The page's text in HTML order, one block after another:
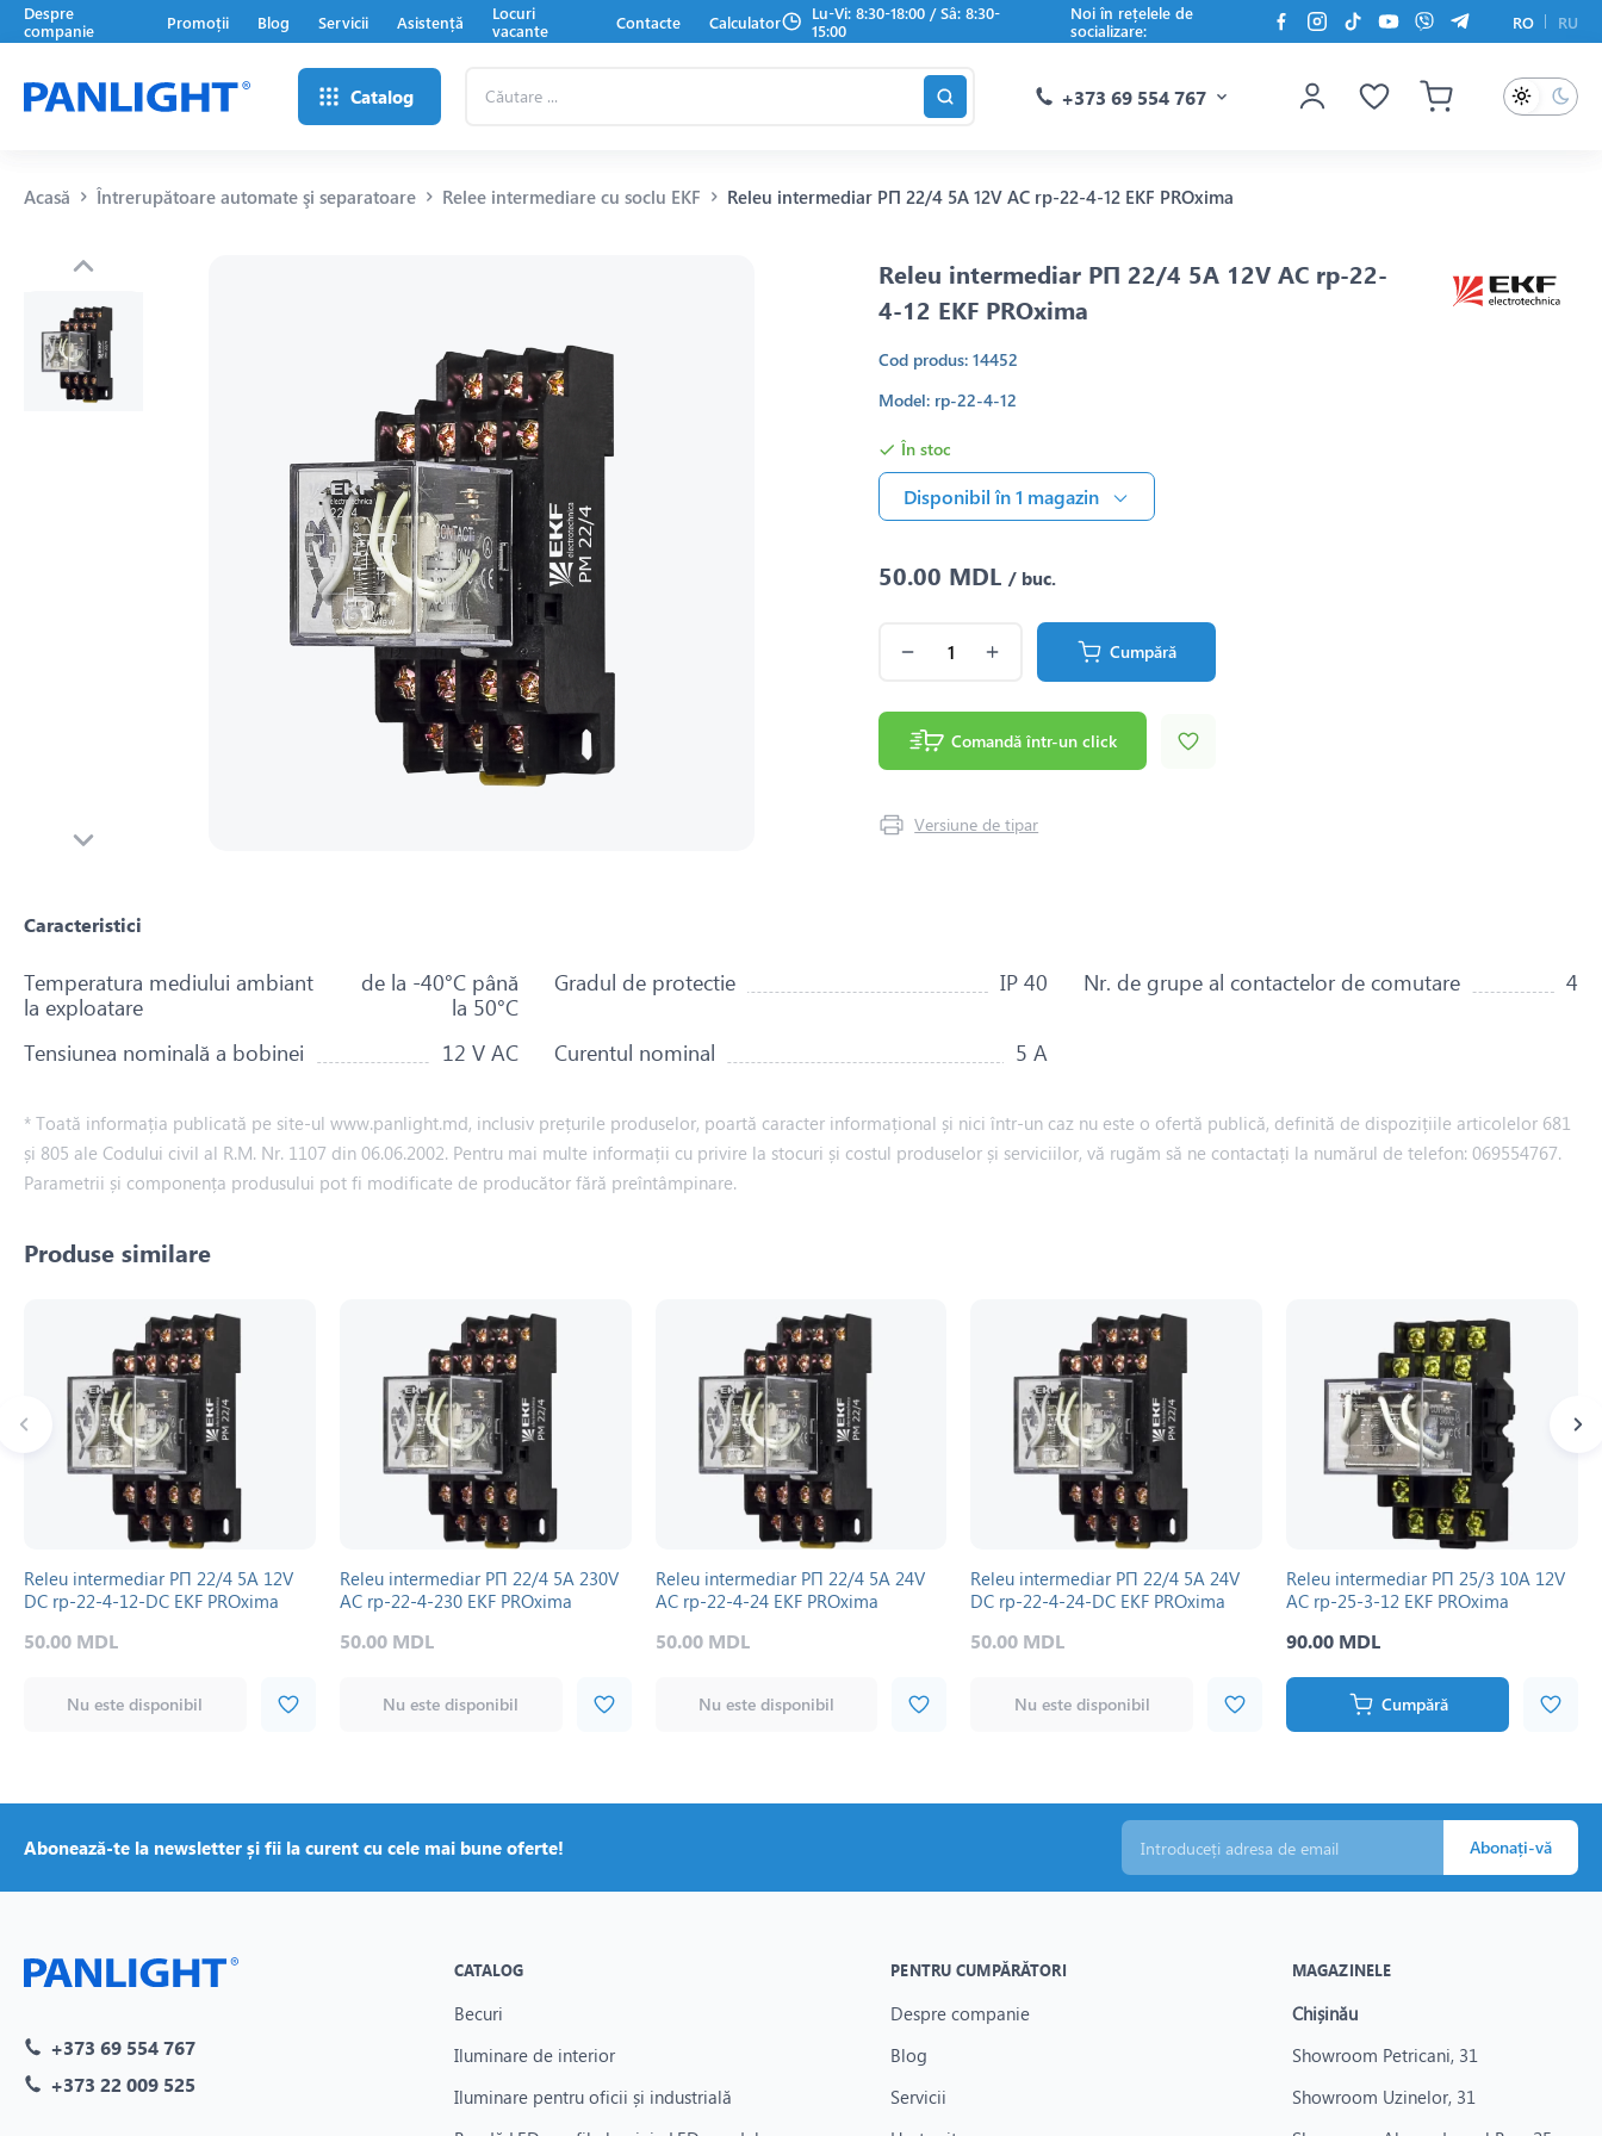
Despre
companie
Promoții Blog Servicii Asistență
Locuri
vacante
Contacte Calculator
Lu-Vi: 8:30-18:00 / Sâ: 8:30-
15:00
Noi în rețelele de
socializare:
RO RU
Catalog +373 69 554 767
Acasă Întrerupătoare automate şi separatoare Relee intermediare cu soclu EKF Releu intermediar РП 22/4 5A 12V AC rp-22-4-12 EKF PROxima
Releu intermediar РП 22/4 5A 12V AC rp-22-
4-12 EKF PROxima
Cod produs: 14452
Model: rp-22-4-12
În stoc
Disponibil în 1 magazin
50.00 MDL/ buc.
Cumpără
Comandă într-un click
Versiune de tipar
Caracteristici
Temperatura mediului ambiant
la exploatare
de la -40°С până
la 50°С
Gradul de protectie IP 40 Nr. de grupe al contactelor de comutare 4
Tensiunea nominală a bobinei 12 V AC Curentul nominal 5 A
* Toată informația publicată pe site-ul www.panlight.md, inclusiv prețurile produselor, poartă caracter informațional și nici într-un caz nu este o ofertă publică, definită de dispozițiile articolelor 681
și 805 ale Codului civil al R.M. Nr. 1107 din 06.06.2002. Pentru mai multe informații cu privire la stocuri și costul produselor și serviciilor, vă rugăm să ne contactați la numărul de telefon: 069554767.
Parametrii și componența produsului pot fi modificate de producător fără preîntâmpinare.
Produse similare
Releu intermediar РП 22/4 5A 12V
DC rp-22-4-12-DC EKF PROxima
50.00 MDL
Nu este disponibil
Releu intermediar РП 22/4 5A 230V
AC rp-22-4-230 EKF PROxima
50.00 MDL
Nu este disponibil
Releu intermediar РП 22/4 5A 24V
AC rp-22-4-24 EKF PROxima
50.00 MDL
Nu este disponibil
Releu intermediar РП 22/4 5A 24V
DC rp-22-4-24-DC EKF PROxima
50.00 MDL
Nu este disponibil
Releu intermediar РП 25/3 10A 12V
AC rp-25-3-12 EKF PROxima
90.00 MDL
Cumpără
Abonează-te la newsletter și fii la curent cu cele mai bune oferte! Abonați-vă
+373 69 554 767
+373 22 009 525
CATALOG
Becuri
Iluminare de interior
Iluminare pentru oficii și industrială
PENTRU CUMPĂRĂTORI
Despre companie
Blog
Servicii
MAGAZINELE
Chișinău
Showroom Petricani, 31
Showroom Uzinelor, 31